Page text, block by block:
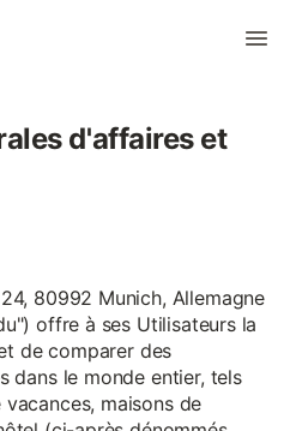
d'affaires et
80992 Munich, Allemagne
offre à ses Utilisateurs la
de comparer des
dans le monde entier, tels
maisons de